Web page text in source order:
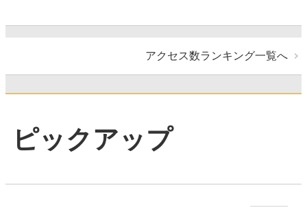
アクセス数ランキング一覧へ
ピックアップ